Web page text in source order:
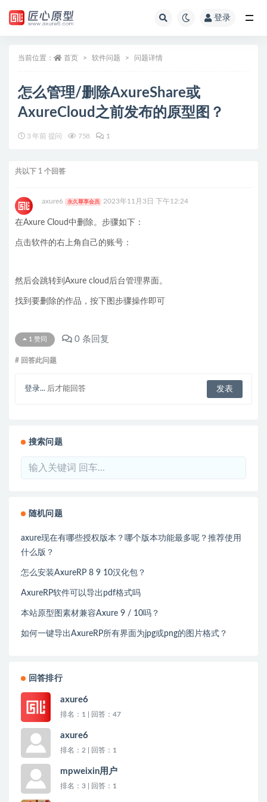
登录
当前位置： 首页 软件问题 问题详情
怎么管理/删除AxureShare或
AxureCloud之前发布的原型图？
3 年前 提问 758 1
共以下 1 个回答
axure6 永久尊享会员 2023年11月3日 下午12:24
在Axure Cloud中删除。步骤如下：
点击软件的右上角自己的账号：
然后会跳转到Axure cloud后台管理界面。
找到要删除的作品，按下图步骤操作即可
1 赞同 0 条回复
# 回答此问题
登录... 后才能回答
搜索问题
随机问题
axure现在有哪些授权版本？哪个版本功能最多呢？推荐使用
什么版？
怎么安装AxureRP 8 9 10汉化包？
AxureRP软件可以导出pdf格式吗
本站原型图素材兼容Axure 9 / 10吗？
如何一键导出AxureRP所有界面为jpg或png的图片格式？
回答排行
axure6
排名：1 | 回答：47
axure6
排名：2 | 回答：1
mpweixin用户
排名：3 | 回答：1